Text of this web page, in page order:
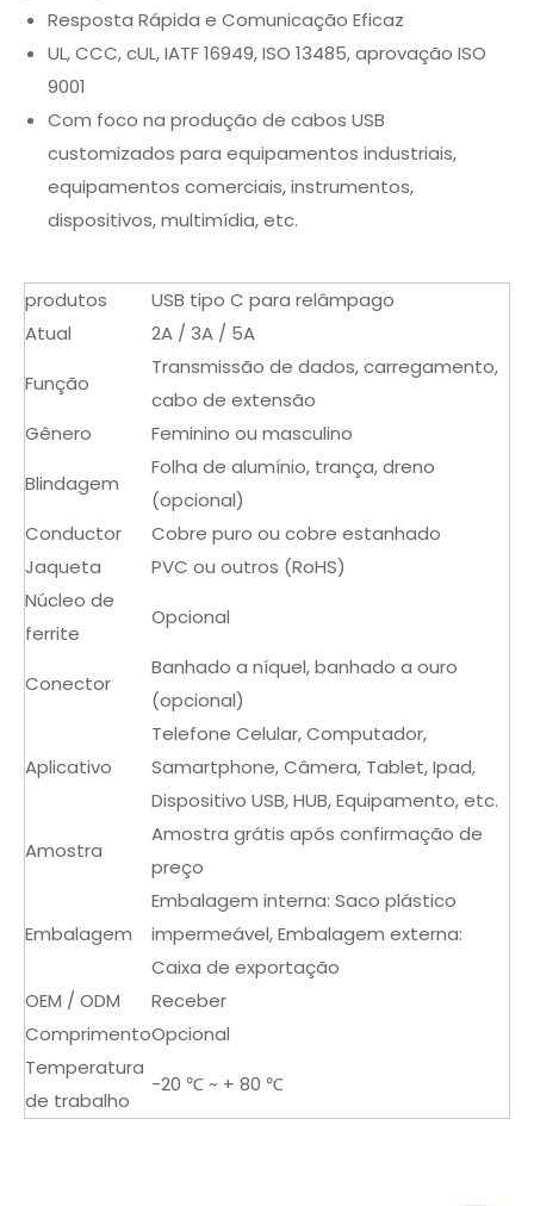
Resposta Rápida e Comunicação Eficaz
UL, CCC, cUL, IATF 16949, ISO 13485, aprovação ISO
9001
Com foco na produção de cabos USB
customizados para equipamentos industriais,
equipamentos comerciais, instrumentos,
dispositivos, multimídia, etc.
produtos
USB tipo C para relâmpago
Atual
2A / 3A / 5A
Função
Transmissão de dados, carregamento,
cabo de extensão
Gênero
Feminino ou masculino
Blindagem
Folha de alumínio, trança, dreno
(opcional)
Conductor
Cobre puro ou cobre estanhado
Jaqueta
PVC ou outros (RoHS)
Núcleo de
ferrite
Opcional
Conector
Banhado a níquel, banhado a ouro
(opcional)
Aplicativo
Telefone Celular, Computador,
Samartphone, Câmera, Tablet, Ipad,
Dispositivo USB, HUB, Equipamento, etc.
Amostra
Amostra grátis após confirmação de
preço
Embalagem
Embalagem interna: Saco plástico
impermeável, Embalagem externa:
Caixa de exportação
OEM / ODM
Receber
ComprimentoOpcional
Temperatura
de trabalho
-20 ℃ ~ + 80 ℃